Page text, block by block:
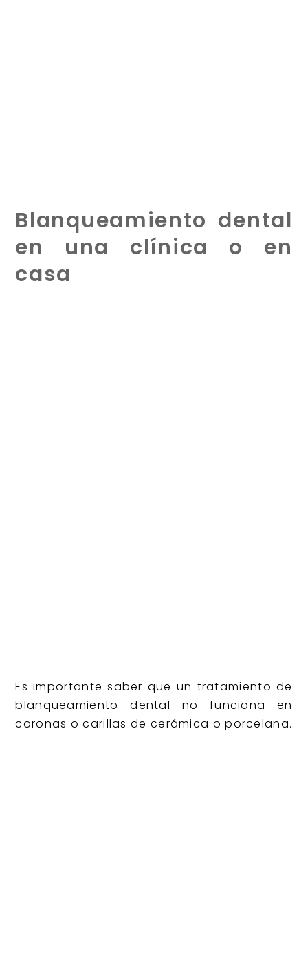
Blanqueamiento dental
en una clínica o en
casa
Es importante saber que un tratamiento de
blanqueamiento dental no funciona en
coronas o carillas de cerámica o porcelana.